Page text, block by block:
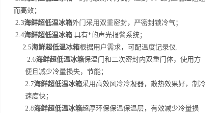
而高效；
2.3海鲜超低温冰箱外门采用双重密封，严密封锁冷气；
2.4海鲜超低温冰箱 具有*的声光报警系统；
2.5海鲜超低温冰箱根据用户需求，可配温度记录仪.
2.6海鲜超低温冰箱保温门和二次密封内双重门体，使用方
便且减少冷量损失，节能；
2.7海鲜超低温冰箱采用高效风冷冷凝器，散热效果好，制冷
速度快；
2.8海鲜超低温冰箱超厚环保保温保温层，有效减少冷量损